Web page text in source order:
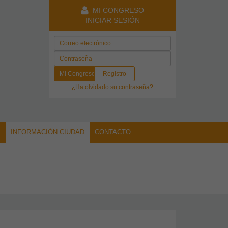
MI CONGRESO
INICIAR SESIÓN
Mi Congreso
Registro
¿Ha olvidado su contraseña?
INFORMACIÓN CIUDAD CONTACTO